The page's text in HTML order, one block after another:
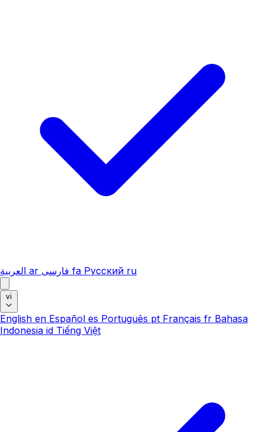
العربية ar فارسی fa Русский ru
vi
English en Español es Português pt Français fr Bahasa
Indonesia id Tiếng Việt